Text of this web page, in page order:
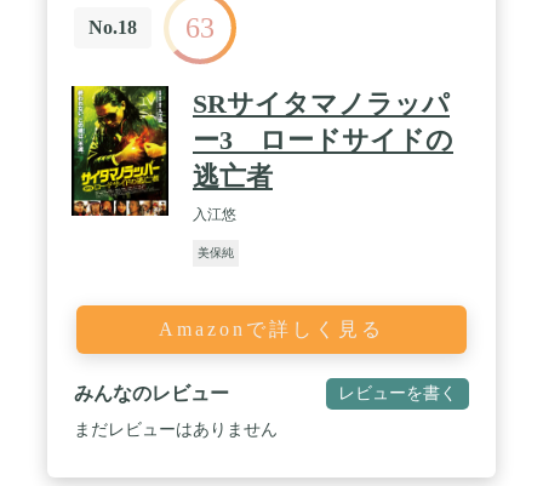
No.18 63
SRサイタマノラッパ
ー3 ロードサイドの
逃亡者
入江悠
美保純
Amazonで詳しく見る
みんなのレビュー レビューを書く
まだレビューはありません